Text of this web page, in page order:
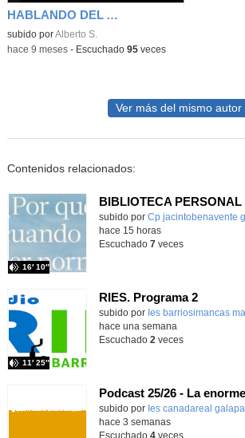
HABLANDO DEL AUTISMO CON SUS PROTAGONISTAS
Contenido educativo.
subido porAlberto S.
-hace 9 meses- Escuchado 95veces
Ver más del mismo autor
Contenidos relacionados:
Contenido educativo.
subido por Cp jacintobenavente
16′ 10″
hace 15 horas
Escuchado 7veces
RIES. Programa 2
Contenido educativo.
subido por Ies barriosimancas
11′ 25″
hace una semana
Escuchado 2 veces
subido por Ies canadareal
hace 3 semanas
Escuchado 4veces